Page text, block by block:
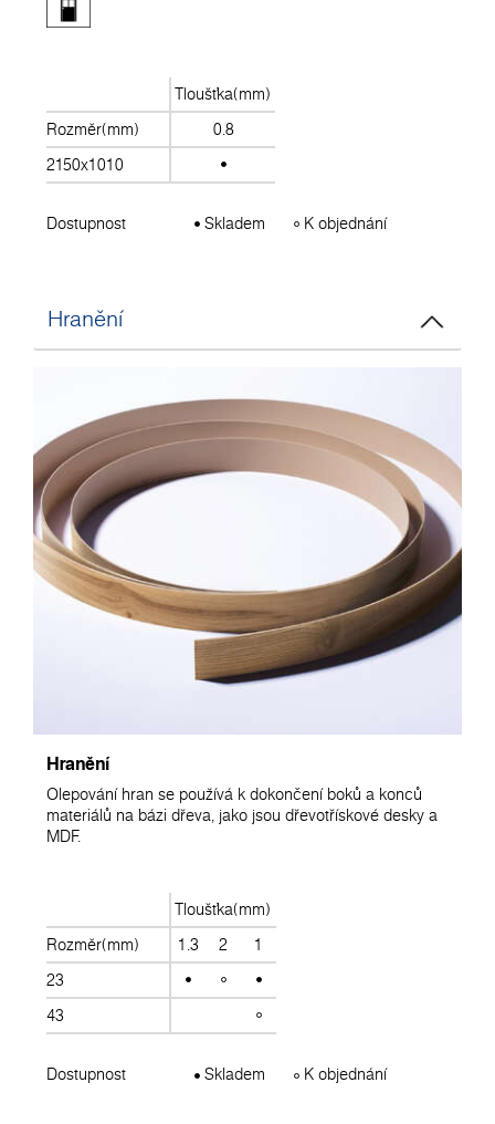
Tloušťka(mm)
Rozměr(mm)
0.8
2150x1010
Dostupnost Skladem K objednání
Hranění
Hranění
Olepování hran se používá k dokončení boků a konců
materiálů na bázi dřeva, jako jsou dřevotřískové desky a
MDF.
Tloušťka(mm)
Rozměr(mm)
1.3 2
1
23
43
Dostupnost Skladem K objednání